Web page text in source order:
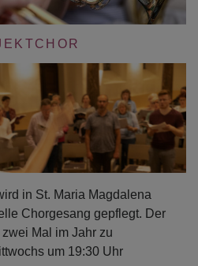
in St. Maria Magdalena
Chorgesang gepflegt. Der
Mal im Jahr zu
um 19:30 Uhr